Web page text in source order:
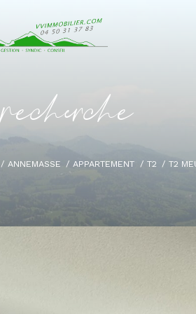
recece
ANNEMASSE APPARTEMENT T2 T2